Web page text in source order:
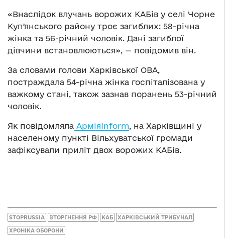
«Внаслідок влучань ворожих КАБів у селі Чорне
Купʼянського району троє загиблих: 58-річна
жінка та 56-річний чоловік. Дані загиблої
дівчини встановлюються», — повідомив він.
За словами голови Харківської ОВА,
постраждала 54-річна жінка госпіталізована у
важкому стані, також зазнав поранень 53-річний
чоловік.
Як повідомляла АрміяInform, на Харківщині у
населеному пункті Вільхуватської громади
зафіксували приліт двох ворожих КАБів.
STOPRUSSIA ВТОРГНЕННЯ РФ КАБ ХАРКІВСЬКИЙ ТРИБУНАЛ
ХРОНІКА ОБОРОНИ